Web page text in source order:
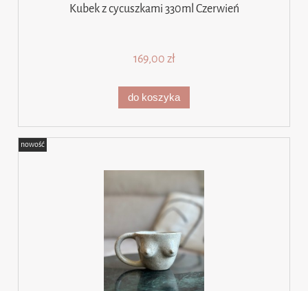
Kubek z cycuszkami 330ml Czerwień
169,00 zł
do koszyka
nowość